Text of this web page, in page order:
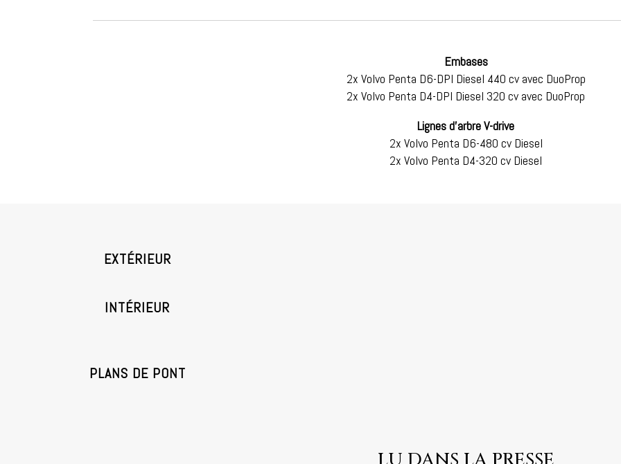
Embases
2x Volvo Penta D6-DPI Diesel 440 cv avec DuoProp
2x Volvo Penta D4-DPI Diesel 320 cv avec DuoProp
Lignes d’arbre V-drive
2x Volvo Penta D6-480 cv Diesel
2x Volvo Penta D4-320 cv Diesel
EXTÉRIEUR
INTÉRIEUR
PLANS DE PONT